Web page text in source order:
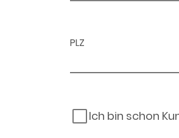
PLZ
Ich bin schon